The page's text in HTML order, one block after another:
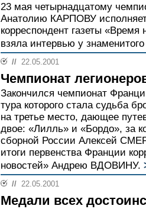
23 мая четырнадцатому
Анатолию КАРПОВУ
корреспондент газеты
взяла интервью у
// 22.05.2001
Чемпионат
Закончился чемпионат
тура которого стала судьба
на третье место, дающее
двое: «Лилль» и «Бордо», за
сборной России Алексей
итоги первенства Франции
новостей» Андрею ВДОВИНУ.
// 22.05.2001
Медали всех